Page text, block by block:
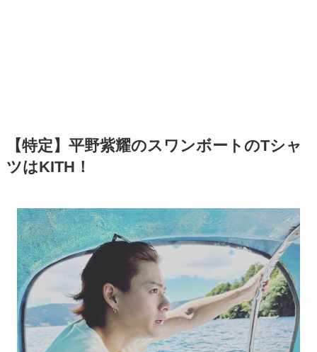
【特定】平野紫耀のスワンボートのTシャ
ツはKITH！